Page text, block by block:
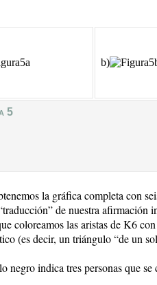
b)
5
la gráfica completa con
de nuestra afirmación
coloreamos las aristas de K6
(es decir, un triángulo “de un
negro indica tres personas que